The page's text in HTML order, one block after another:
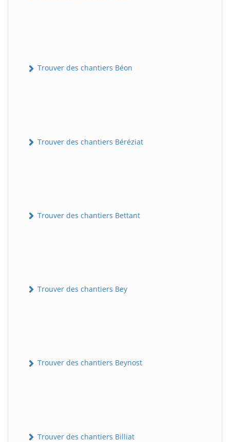
Trouver des chantiers Béon
Trouver des chantiers Béréziat
Trouver des chantiers Bettant
Trouver des chantiers Bey
Trouver des chantiers Beynost
Trouver des chantiers Billiat